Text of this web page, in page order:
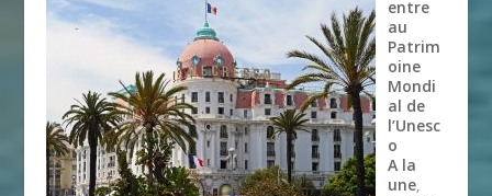
entre
au
Patrim
oine
Mondi
al de
l’Unesc
o
A la
une,